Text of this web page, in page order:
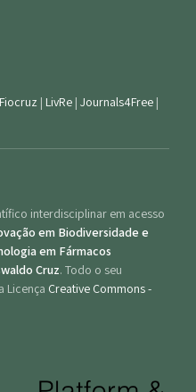
| LivRe | Journals4Free |
interdisciplinar em acesso
em Biodiversidade e
em Fármacos
Cruz. Todo o seu
Licença Creative Commons -